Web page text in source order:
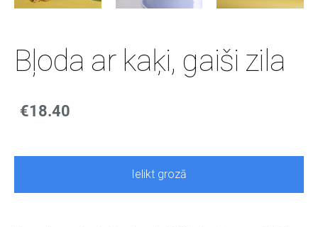
Bļoda ar kaķi, gaiši zila
€18.40
Ielikt grozā